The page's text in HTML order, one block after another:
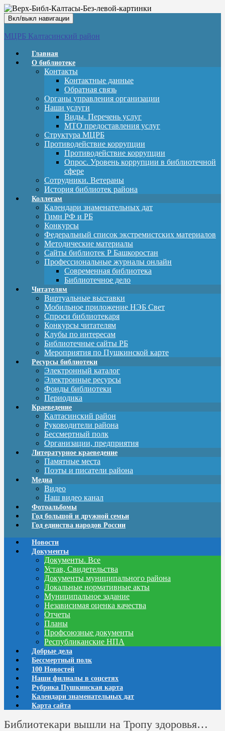
Вкл/выкл навигации
МЦРБ Калтасинский район
Главная
О библиотеке
Контакты
Контактные данные
Обратная связь
Органы управления организации
Наши услуги
Виды. Перечень услуг
МТО предоставления услуг
Структура МЦРБ
Противодействие коррупции
Противодействие коррупции
Опрос. Уровень коррупции в библиотечной
сфере
Сотрудники. Ветераны
История библиотек района
Коллегам
Календари знаменательных дат
Гимн РФ и РБ
Конкурсы
Федеральный список экстремистских материалов
Методические материалы
Сайты библиотек Р Башкоростан
Профессиональные журналы онлайн
Современная библиотека
Библиотечное дело
Читателям
Виртуальные выставки
Мобильное приложение НЭБ Свет
Спроси библиотекаря
Конкурсы читателям
Клубы по интересам
Библиотечные сайты РБ
Мероприятия по Пушкинской карте
Ресурсы библиотеки
Электронный каталог
Электронные ресурсы
Фонды библиотеки
Периодика
Краеведение
Калтасинский район
Руководители района
Бессмертный полк
Организации, предприятия
Литературное краеведение
Памятные места
Поэты и писатели района
Медиа
Видео
Наш видео канал
Фотоальбомы
Год большой и дружной семьи
Год единства народов России
Новости
Документы
Документы. Все
Устав, Свидетельства
Документы муниципального района
Локальные нормативные акты
Муниципальное задание
Независимая оценка качества
Отчеты
Планы
Профсоюзные документы
Республиканские НПА
Добрые дела
Бессмертный полк
100 Новостей
Наши филиалы в соцсетях
Рубрика Пушкинская карта
Календари знаменательных дат
Карта сайта
Библиотекари вышли на Тропу здоровья…